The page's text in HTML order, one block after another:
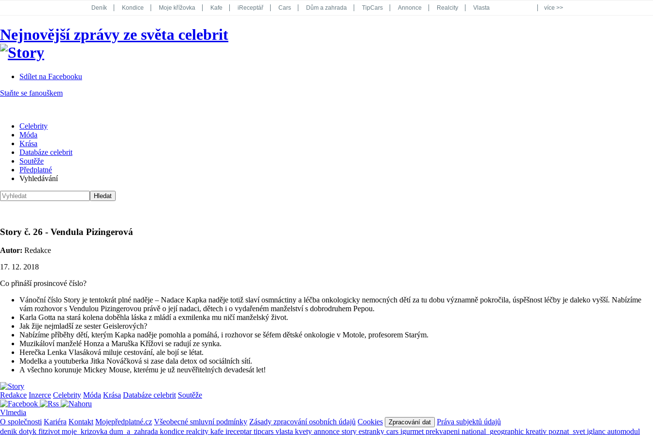
Deník Kondice Moje křížovka Kafe iReceptář Cars Dům a zahrada TipCars Annonce Realcity Vlasta
Koktejl
více >>
Nejnovější zprávy ze světa celebrit
Sdílet na Facebooku
Staňte se fanouškem
Celebrity
Móda
Krása
Databáze celebrit
Soutěže
Předplatné
Vyhledávání
Story č. 26 - Vendula Pizingerová
Autor: Redakce
17. 12. 2018
Co přináší prosincové číslo?
Vánoční číslo Story je tentokrát plné naděje – Nadace Kapka naděje totiž slaví osmnáctiny a léčba onkologicky nemocných dětí za tu dobu významně pokročila, úspěšnost léčby je daleko vyšší. Nabízíme
vám rozhovor s Vendulou Pizingerovou právě o její nadaci, dětech i o vydařeném manželství s dobrodruhem Pepou.
Karla Gotta na stará kolena doběhla láska z mládí a exmilenka mu ničí manželský život.
Jak žije nejmladší ze sester Geislerových?
Nabízíme příběhy dětí, kterým Kapka naděje pomohla a pomáhá, i rozhovor se šéfem dětské onkologie v Motole, profesorem Starým.
Muzikáloví manželé Honza a Maruška Křížovi se radují ze synka.
Herečka Lenka Vlasáková miluje cestování, ale bojí se létat.
Modelka a youtuberka Jitka Nováčková si zase dala detox od sociálních sítí.
A všechno korunuje Mickey Mouse, kterému je už neuvěřitelných devadesát let!
Redakce Inzerce Celebrity Móda Krása Databáze celebrit Soutěže
Vlmedia
O společnosti Kariéra Kontakt Mojepředplatné.cz Všeobecné smluvní podmínky Zásady zpracování osobních údajů Cookies Zpracování dat
Práva subjektů údajů
denik dotyk fitzivot moje_krizovka dum_a_zahrada kondice realcity kafe ireceptartipcars vlasta kvety annonce story estranky cars igurmet prekvapeni national_geographic kreativ poznat_svet iglanc automodul